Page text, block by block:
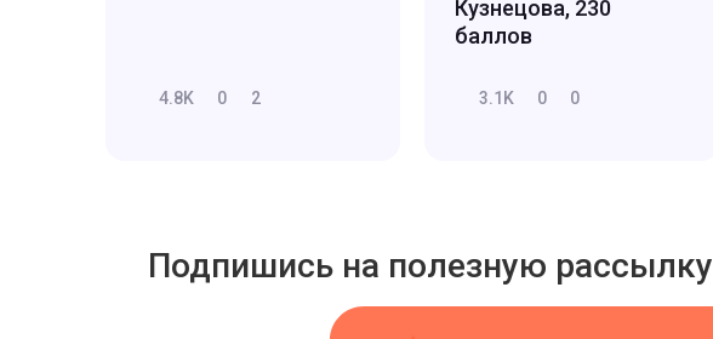
4.8K 0 2
Кузнецова, 230
баллов
3.1K 0 0
Подпишись на полезную рассылку